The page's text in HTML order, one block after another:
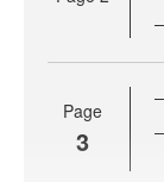
Page
3